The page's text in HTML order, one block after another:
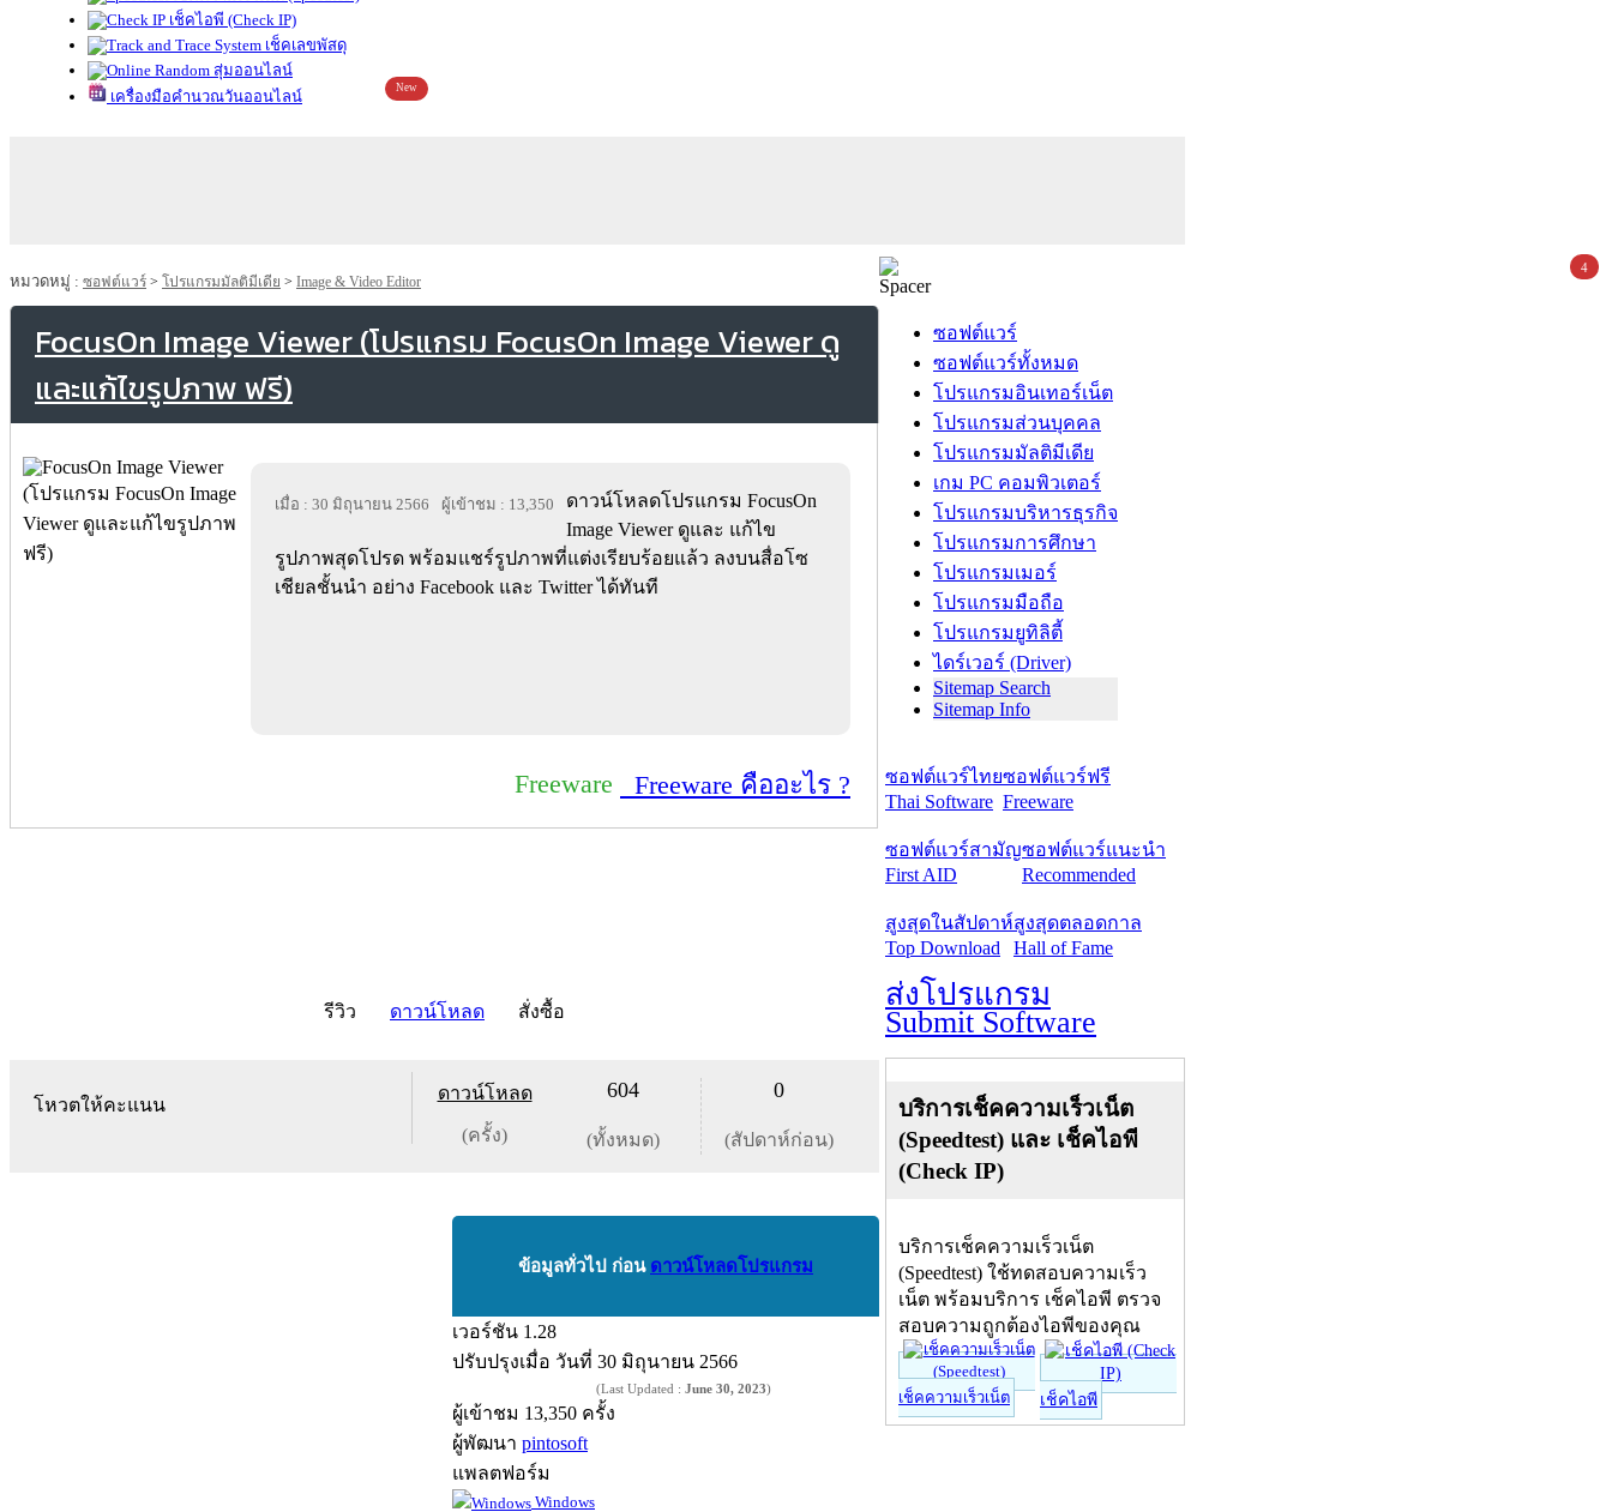
เช็คไอพี (Check IP)
เช็คเลขพัสดุ
สุ่มออนไลน์
เครื่องมือคำนวณวันออนไลน์
New
หมวดหมู่ : ซอฟต์แวร์ > โปรแกรมมัลติมีเดีย > Image & Video Editor
FocusOn Image Viewer (โปรแกรม FocusOn Image Viewer ดู
และแก้ไขรูปภาพ ฟรี)
เมื่อ : 30 มิถุนายน 2566 ผู้เข้าชม : 13,350
ดาวน์โหลดโปรแกรม FocusOn
Image Viewer ดูและ แก้ไข
รูปภาพสุดโปรด พร้อมแชร์รูปภาพที่แต่งเรียบร้อยแล้ว ลงบนสื่อโซ
เชียลชั้นนำ อย่าง Facebook และ Twitter ได้ทันที
Freeware Freeware คืออะไร ?
รีวิว ดาวน์โหลด สั่งซื้อ
โหวตให้คะแนน
ดาวน์โหลด
(ครั้ง)
604
(ทั้งหมด)
0
(สัปดาห์ก่อน)
ข้อมูลทั่วไป ก่อน ดาวน์โหลดโปรแกรม
เวอร์ชัน 1.28
ปรับปรุงเมื่อ วันที่ 30 มิถุนายน 2566
(Last Updated : June 30, 2023)
ผู้เข้าชม 13,350 ครั้ง
ผู้พัฒนา pintosoft
แพลตฟอร์ม
Windows
ซอฟต์แวร์
ซอฟต์แวร์ทั้งหมด
โปรแกรมอินเทอร์เน็ต
โปรแกรมส่วนบุคคล
โปรแกรมมัลติมีเดีย
เกม PC คอมพิวเตอร์
โปรแกรมบริหารธุรกิจ
โปรแกรมการศึกษา
โปรแกรมเมอร์
โปรแกรมมือถือ
โปรแกรมยูทิลิตี้
ไดร์เวอร์ (Driver)
Sitemap Search
Sitemap Info
ซอฟต์แวร์ไทย
Thai Software
ซอฟต์แวร์ฟรี
Freeware
ซอฟต์แวร์สามัญ
First AID
ซอฟต์แวร์แนะนำ
Recommended
สูงสุดในสัปดาห์
Top Download
สูงสุดตลอดกาล
Hall of Fame
ส่งโปรแกรม
Submit Software
บริการเช็คความเร็วเน็ต
(Speedtest) และ เช็คไอพี
(Check IP)
บริการเช็คความเร็วเน็ต
(Speedtest) ใช้ทดสอบความเร็ว
เน็ต พร้อมบริการ เช็คไอพี ตรวจ
สอบความถูกต้องไอพีของคุณ
เช็คความเร็วเน็ต เช็คไอพี
4